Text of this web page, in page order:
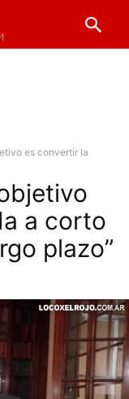
es convertir la
a corto
plazo”